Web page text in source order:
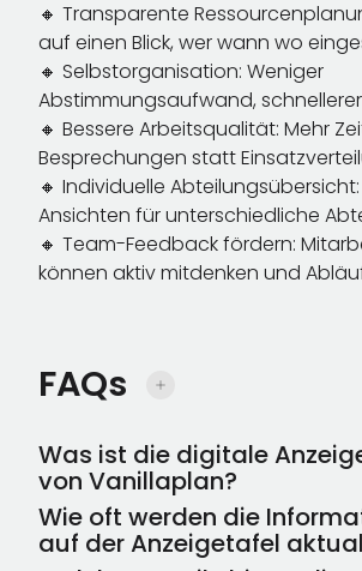
🔸 Transparente
auf einen Blick, wer wann wo
🔸 Selbstorganisation: Weniger
Abstimmungsaufwand,
🔸 Bessere Arbeitsqualität: Mehr
Besprechungen statt
🔸 Individuelle
Ansichten für unterschiedliche
🔸 Team-Feedback fördern:
können aktiv mitdenken und
FAQs
Was ist die digitale
von Vanillaplan?
Die digitale Anzeigetafel ist ein
Bildschirm, der allen
Wie oft werden die
auf der Anzeigetafel